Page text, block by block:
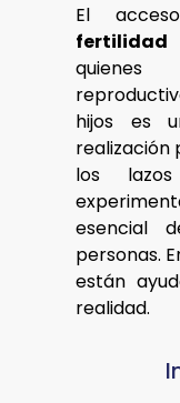
El
fertilidad
hijos es
realización
los
esencial
personas.
están
realidad.